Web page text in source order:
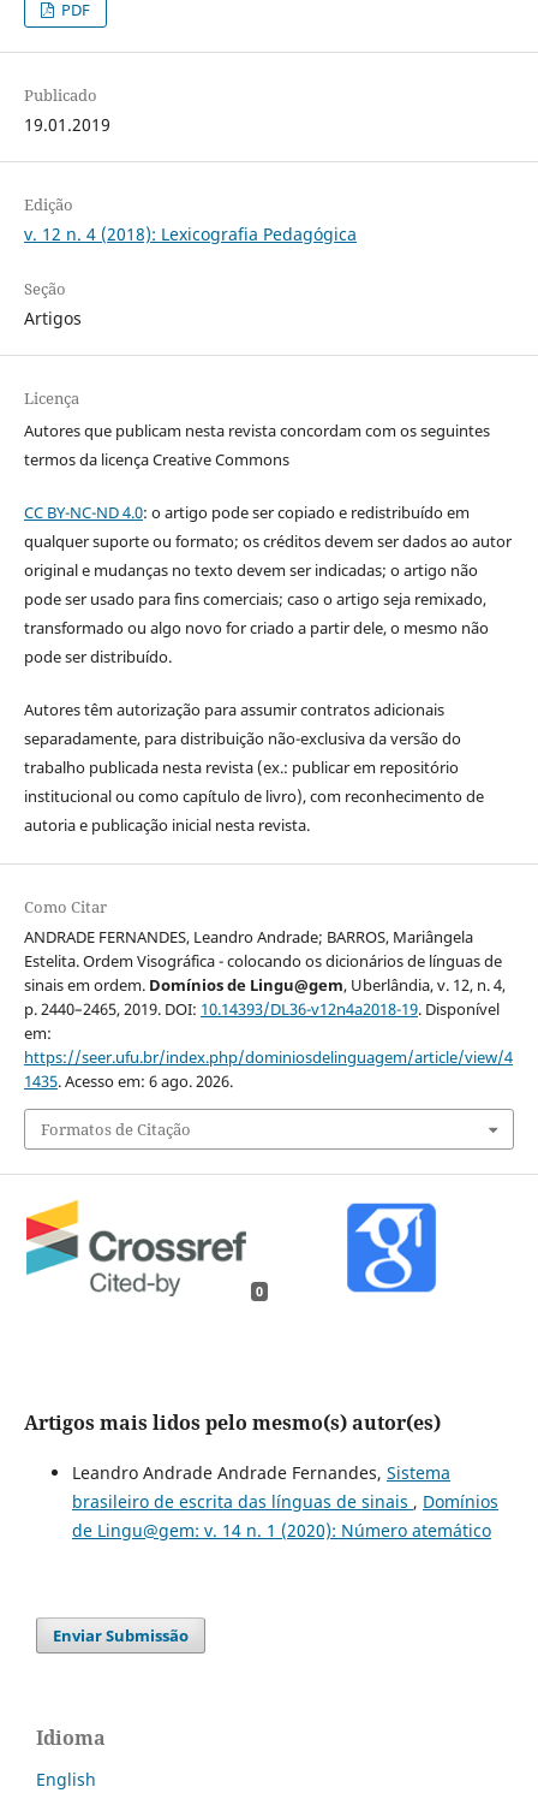
PDF
Publicado
19.01.2019
Edição
v. 12 n. 4 (2018): Lexicografia Pedagógica
Seção
Artigos
Licença
Autores que publicam nesta revista concordam com os seguintes
termos da licença Creative Commons
CC BY-NC-ND 4.0: o artigo pode ser copiado e redistribuído em
qualquer suporte ou formato; os créditos devem ser dados ao autor
original e mudanças no texto devem ser indicadas; o artigo não
pode ser usado para fins comerciais; caso o artigo seja remixado,
transformado ou algo novo for criado a partir dele, o mesmo não
pode ser distribuído.
Autores têm autorização para assumir contratos adicionais
separadamente, para distribuição não-exclusiva da versão do
trabalho publicada nesta revista (ex.: publicar em repositório
institucional ou como capítulo de livro), com reconhecimento de
autoria e publicação inicial nesta revista.
Como Citar
ANDRADE FERNANDES, Leandro Andrade; BARROS, Mariângela
Estelita. Ordem Visográfica - colocando os dicionários de línguas de
sinais em ordem. Domínios de Lingu@gem, Uberlândia, v. 12, n. 4,
p. 2440–2465, 2019. DOI: 10.14393/DL36-v12n4a2018-19. Disponível
em:
https://seer.ufu.br/index.php/dominiosdelinguagem/article/view/4
1435. Acesso em: 6 ago. 2026.
Formatos de Citação
0
Artigos mais lidos pelo mesmo(s) autor(es)
Leandro Andrade Andrade Fernandes, Sistema
brasileiro de escrita das línguas de sinais , Domínios
de Lingu@gem: v. 14 n. 1 (2020): Número atemático
Enviar Submissão
Idioma
English